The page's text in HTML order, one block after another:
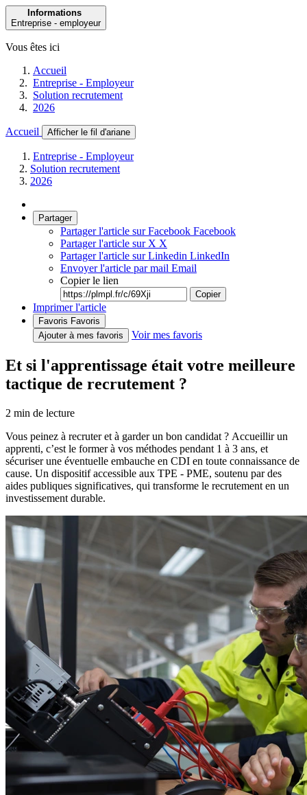
Informations
Entreprise - employeur
Vous êtes ici
Accueil
Entreprise - Employeur
Solution recrutement
2026
Accueil Afficher le fil d'ariane
Entreprise - Employeur
Solution recrutement
2026
Partager
Partager l'article sur Facebook Facebook
Partager l'article sur X X
Partager l'article sur Linkedin LinkedIn
Envoyer l'article par mail Email
Copier le lien
Copier
Imprimer l'article
Favoris Favoris
Ajouter à mes favoris
Voir mes favoris
Et si l'apprentissage était votre meilleure
tactique de recrutement ?
2 min de lecture
Vous peinez à recruter et à garder un bon candidat ? Accueillir un
apprenti, c’est le former à vos méthodes pendant 1 à 3 ans, et
sécuriser une éventuelle embauche en CDI en toute connaissance de
cause. Un dispositif accessible aux TPE - PME, soutenu par des
aides publiques significatives, qui transforme le recrutement en un
investissement durable.